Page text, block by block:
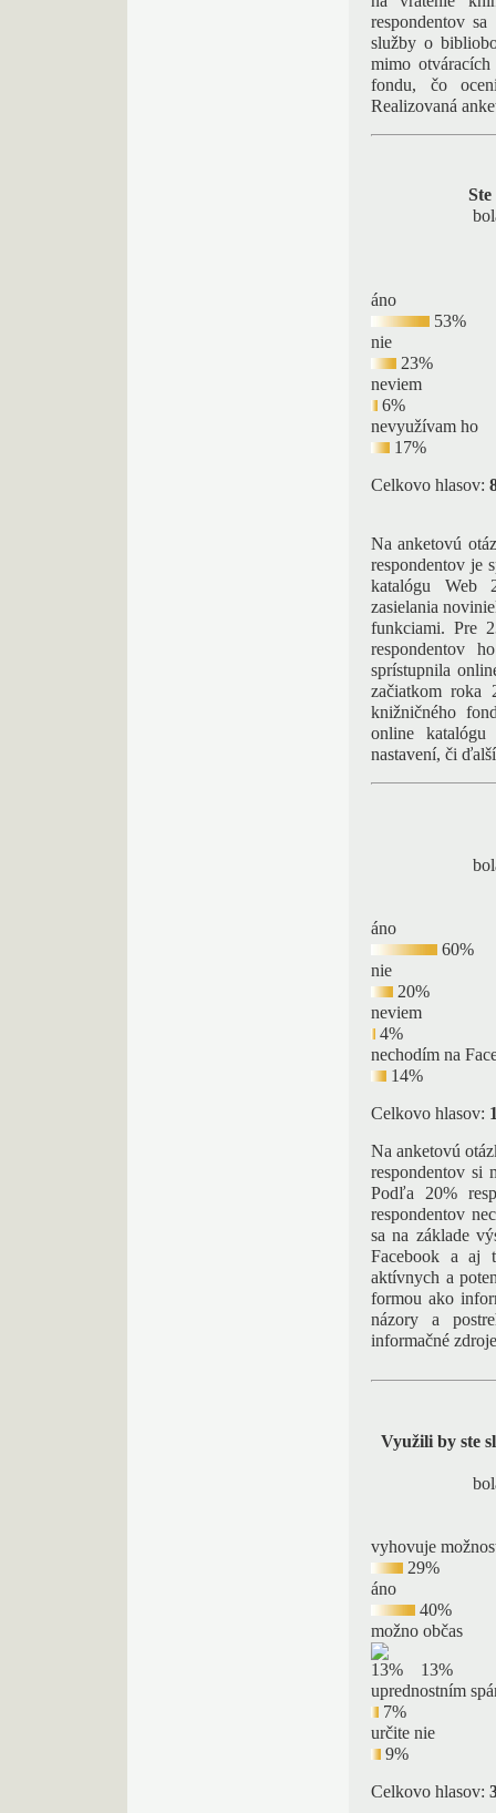
respondentov
služby o
mimo
fondu, čo
Realizovaná
áno
53%
nie
23%
neviem
6%
nevyužívam ho
17%
Celkovo hlasov:
Na anketovú
respondentov je
katalógu Web
zasielania
funkciami. Pre
respondentov
sprístupnila
začiatkom roka
knižničného
online
nastavení, či
áno
60%
nie
20%
neviem
4%
nechodím na
14%
Celkovo hlasov:
Na anketovú
respondentov si
Podľa 20%
respondentov
sa na základe
Facebook a aj
aktívnych a
formou ako
názory a
informačné
Využili by ste
vyhovuje
29%
áno
40%
možno občas
13%
uprednostním
7%
určite nie
9%
Celkovo hlasov: